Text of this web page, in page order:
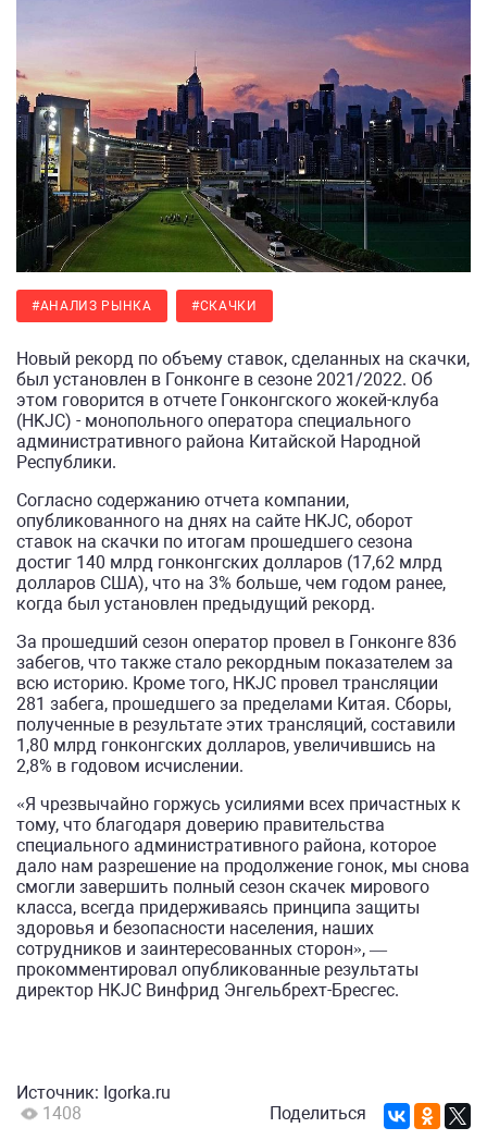
#АНАЛИЗ РЫНКА #СКАЧКИ
Новый рекорд по объему ставок, сделанных на скачки,
был установлен в Гонконге в сезоне 2021/2022. Об
этом говорится в отчете Гонконгского жокей-клуба
(HKJC) - монопольного оператора специального
административного района Китайской Народной
Республики.
Согласно содержанию отчета компании,
опубликованного на днях на сайте HKJC, оборот
ставок на скачки по итогам прошедшего сезона
достиг 140 млрд гонконгских долларов (17,62 млрд
долларов США), что на 3% больше, чем годом ранее,
когда был установлен предыдущий рекорд.
За прошедший сезон оператор провел в Гонконге 836
забегов, что также стало рекордным показателем за
всю историю. Кроме того, HKJC провел трансляции
281 забега, прошедшего за пределами Китая. Сборы,
полученные в результате этих трансляций, составили
1,80 млрд гонконгских долларов, увеличившись на
2,8% в годовом исчислении.
«Я чрезвычайно горжусь усилиями всех причастных к
тому, что благодаря доверию правительства
специального административного района, которое
дало нам разрешение на продолжение гонок, мы снова
смогли завершить полный сезон скачек мирового
класса, всегда придерживаясь принципа защиты
здоровья и безопасности населения, наших
сотрудников и заинтересованных сторон», —
прокомментировал опубликованные результаты
директор HKJC Винфрид Энгельбрехт-Бресгес.
Источник: Igorka.ru
1408
Поделиться